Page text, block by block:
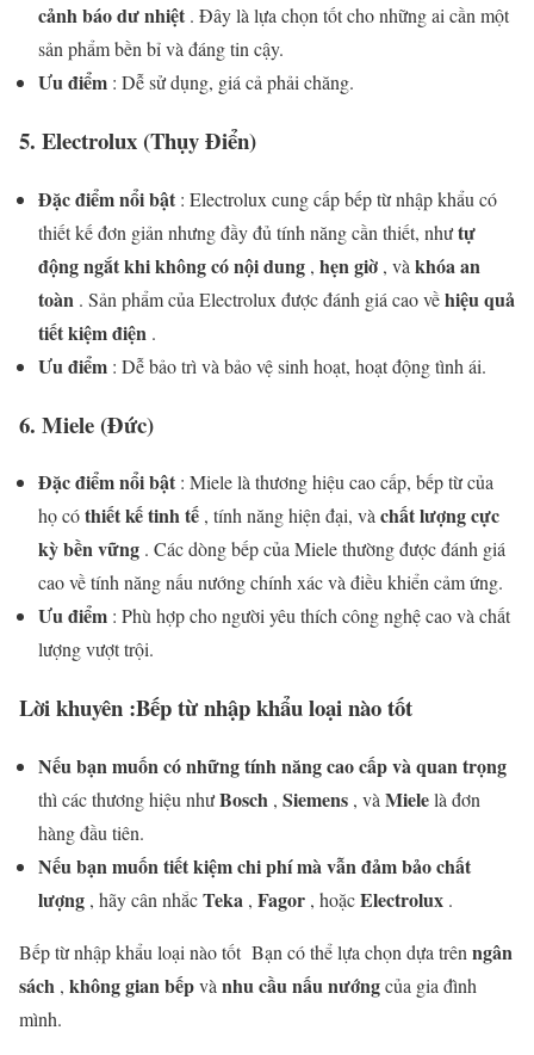
cảnh báo dư nhiệt . Đây là lựa chọn tốt cho những ai cần một
sản phẩm bền bỉ và đáng tin cậy.
Ưu điểm : Dễ sử dụng, giá cả phải chăng.
5. Electrolux (Thụy Điển)
Đặc điểm nổi bật : Electrolux cung cấp bếp từ nhập khẩu có
thiết kế đơn giản nhưng đầy đủ tính năng cần thiết, nhưtự
động ngắt khi không có nội dung , hẹn giờ , và khóa an
toàn . Sản phẩm của Electrolux được đánh giá cao vềhiệu quả
tiết kiệm điện .
Ưu điểm : Dễ bảo trì và bảo vệ sinh hoạt, hoạt động tình ái.
6. Miele (Đức)
Đặc điểm nổi bật : Miele là thương hiệu cao cấp, bếp từ của
họ cóthiết kế tinh tế , tính năng hiện đại, vàchất lượng cực
kỳ bền vững . Các dòng bếp của Miele thường được đánh giá
cao về tính năng nấu nướng chính xác và điều khiển cảm ứng.
Ưu điểm : Phù hợp cho người yêu thích công nghệ cao và chất
lượng vượt trội.
Lời khuyên :Bếp từ nhập khẩu loại nào tốt
Nếu bạn muốn có những tính năng cao cấp và quan trọng
thì các thương hiệu nhưBosch , Siemens , và Mielelà đơn
hàng đầu tiên.
Nếu bạn muốn tiết kiệm chi phí mà vẫn đảm bảo chất
lượng , hãy cân nhắcTeka , Fagor , hoặcElectrolux .
Bếp từ nhập khẩu loại nào tốt Bạn có thể lựa chọn dựa trên ngân
sách , không gian bếpvà nhu cầu nấu nướngcủa gia đình
mình.